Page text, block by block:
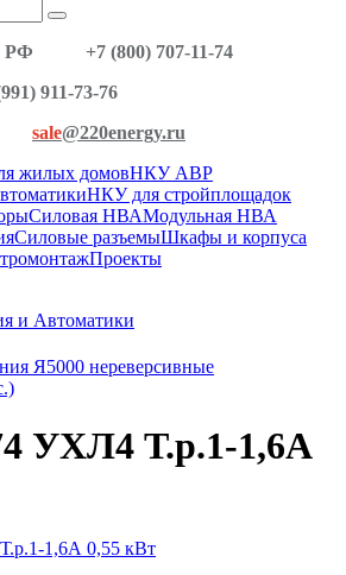
РФ
+7 (800) 707-11-74
73-76
sale@220energy.ru
жилых домовНКУ АВР
НКУ для стройплощадок
Силовая НВАМодульная НВА
Силовые разъемыШкафы и корпуса
Проекты
и Автоматики
Я5000 нереверсивные
УХЛ4 Т.р.1-1,6А